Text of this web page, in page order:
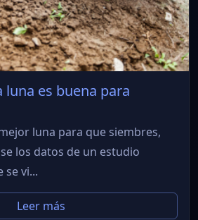
luna es buena para
luna para que siembres,
los datos de un estudio
se vi...
Leer más